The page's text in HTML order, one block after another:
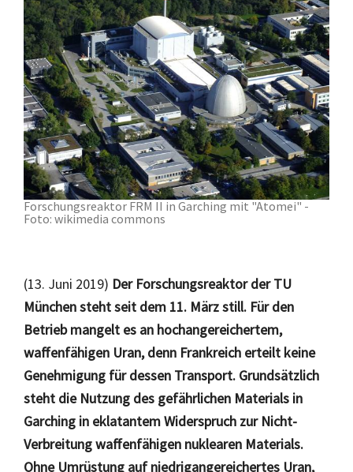
Forschungsreaktor FRM II in Garching mit "Atomei" -
Foto: wikimedia commons
(13. Juni 2019) Der Forschungsreaktor der TU
München steht seit dem 11. März still. Für den
Betrieb mangelt es an hochangereichertem,
waffenfähigen Uran, denn Frankreich erteilt keine
Genehmigung für dessen Transport. Grundsätzlich
steht die Nutzung des gefährlichen Materials in
Garching in eklatantem Widerspruch zur Nicht-
Verbreitung waffenfähigen nuklearen Materials.
Ohne Umrüstung auf niedrigangereichertes Uran,